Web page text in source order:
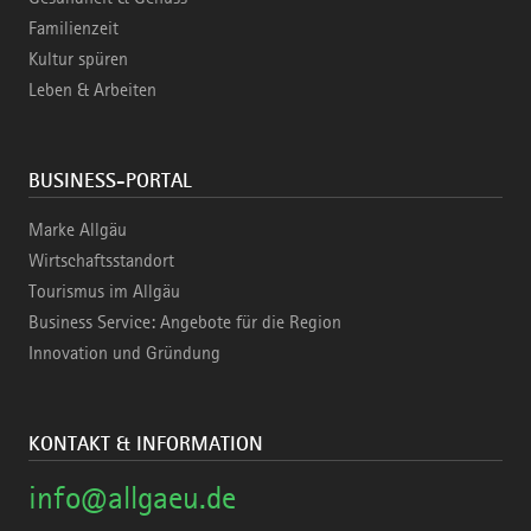
Familienzeit
Kultur spüren
Leben & Arbeiten
BUSINESS-PORTAL
Marke Allgäu
Wirtschaftsstandort
Tourismus im Allgäu
Business Service: Angebote für die Region
Innovation und Gründung
KONTAKT & INFORMATION
info@allgaeu.de